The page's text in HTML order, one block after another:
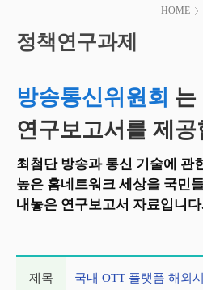
HOME
시
작
정책연구과제
방송통신위원회 는
연구보고서를 제공
최첨단 방송과 통신 기술에 관
높은 홈네트워크 세상을 국민
내놓은 연구보고서 자료입니
제목 국내 OTT 플랫폼 해외